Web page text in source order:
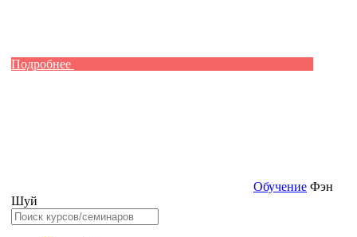
Подробнее
Обучение Фэн
Шуй